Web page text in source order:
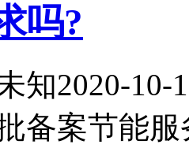
吗?
知2020-10-
备案节能